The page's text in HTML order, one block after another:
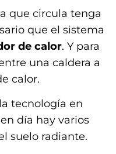
que circula tenga
que el sistema
de calor. Y para
una caldera a
calor.
tecnología en
día hay varios
suelo radiante.